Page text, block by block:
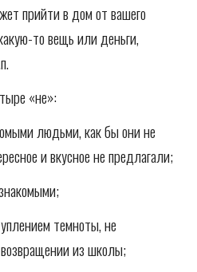
прийти в дом от вашего
то вещь или деньги,
«не»:
людьми, как бы они не
и вкусное не предлагали;
темноты, не
из школы;